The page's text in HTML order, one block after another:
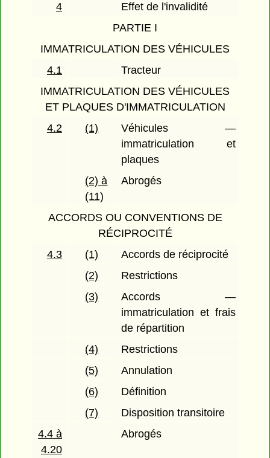
4
Effet de l'invalidité
PARTIE I
IMMATRICULATION DES VÉHICULES
4.1
Tracteur
IMMATRICULATION DES VÉHICULES
ET PLAQUES D'IMMATRICULATION
4.2
(1)
Véhicules —
immatriculation et
plaques
(2) à
(11)
Abrogés
ACCORDS OU CONVENTIONS DE
RÉCIPROCITÉ
4.3
(1)
Accords de réciprocité
(2)
Restrictions
(3)
Accords —
immatriculation et frais
de répartition
(4)
Restrictions
(5)
Annulation
(6)
Définition
(7)
Disposition transitoire
4.4 à
4.20
Abrogés